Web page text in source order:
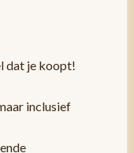
dat je koopt!
inclusief